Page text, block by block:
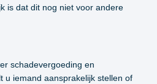
is dat dit nog niet voor andere
schadevergoeding en
u iemand aansprakelijk stellen of